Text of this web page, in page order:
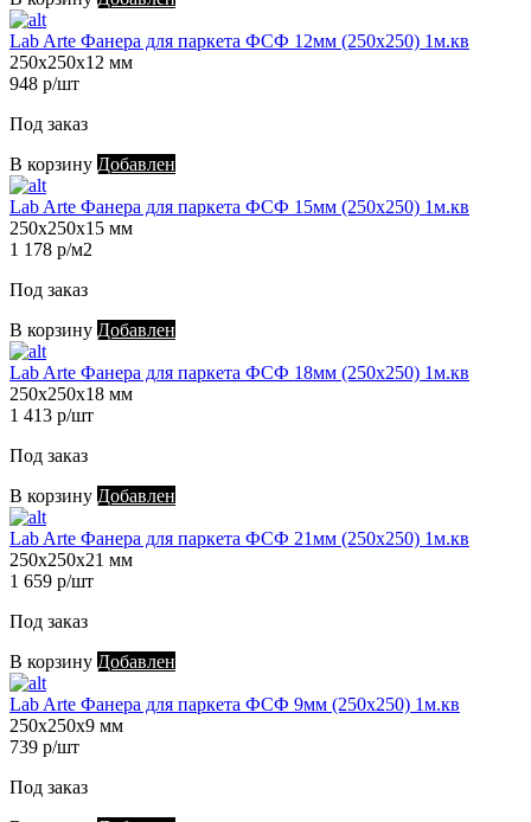
Lab Arte Фанера для паркета ФСФ 12мм (250х250) 1м.кв
250х250х12 мм
948 р/шт
Под заказ
В корзину Добавлен
Lab Arte Фанера для паркета ФСФ 15мм (250х250) 1м.кв
250х250х15 мм
1 178 р/м2
Под заказ
В корзину Добавлен
Lab Arte Фанера для паркета ФСФ 18мм (250х250) 1м.кв
250х250х18 мм
1 413 р/шт
Под заказ
В корзину Добавлен
Lab Arte Фанера для паркета ФСФ 21мм (250х250) 1м.кв
250х250х21 мм
1 659 р/шт
Под заказ
В корзину Добавлен
Lab Arte Фанера для паркета ФСФ 9мм (250х250) 1м.кв
250х250х9 мм
739 р/шт
Под заказ